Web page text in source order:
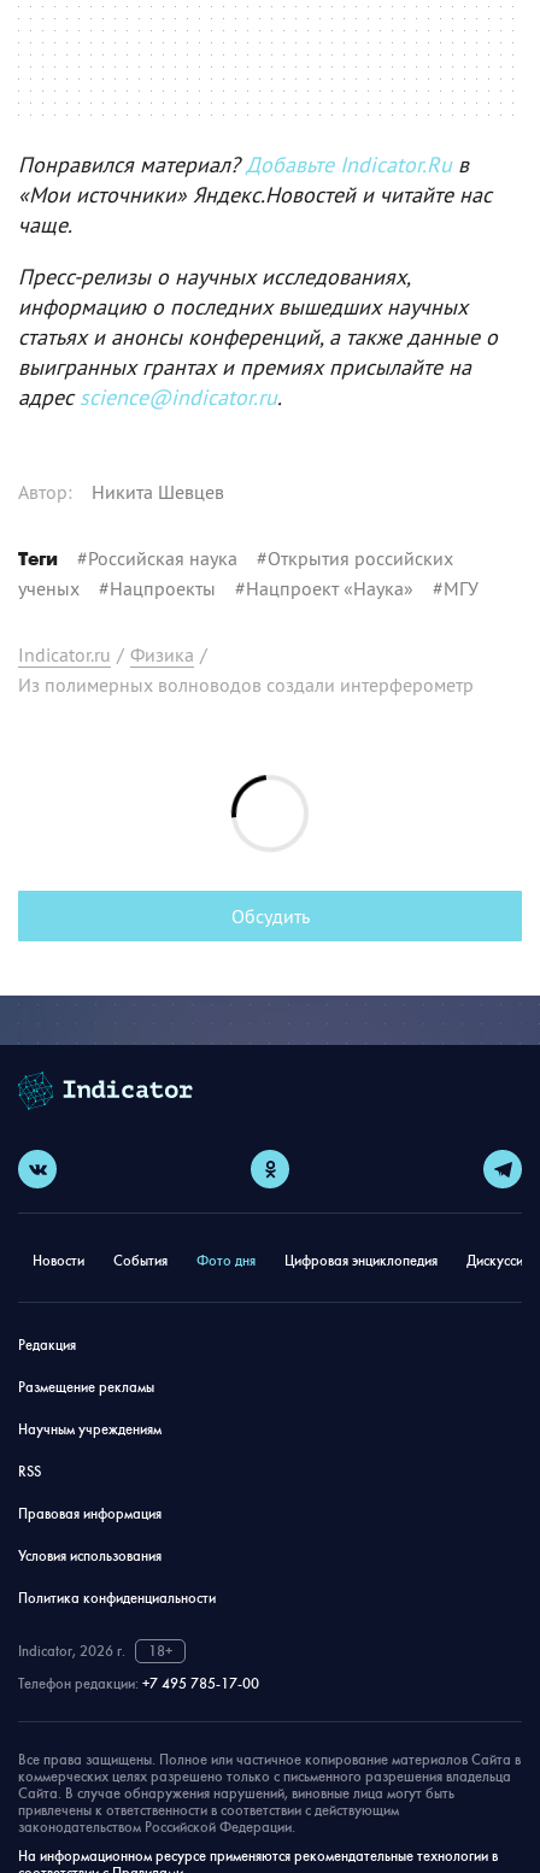
Понравился материал?Добавьте Indicator.Ruв
«Мои источники» Яндекс.Новостей и читайте нас
чаще.
Пресс-релизы о научных исследованиях,
информацию о последних вышедших научных
статьях и анонсы конференций, а также данные о
выигранных грантах и премиях присылайте на
адресscience@indicator.ru.
Автор: Никита Шевцев
Теги #Российская наука #Открытия российских
ученых #Нацпроекты #Нацпроект «Наука» #МГУ
Indicator.ru / Физика /
Из полимерных волноводов создали интерферометр
Обсудить
Новости События Фото дня Цифровая энциклопедия
Редакция
Размещение рекламы
Научным учреждениям
RSS
Правовая информация
Условия использования
Политика конфиденциальности
Indicator, 2026 г.
18+
Телефон редакции: +7 495 785-17-00
Все права защищены. Полное или частичное копирование материалов Сайта в
коммерческих целях разрешено только с письменного разрешения владельца
Сайта. В случае обнаружения нарушений, виновные лица могут быть
привлечены к ответственности в соответствии с действующим
законодательством Российской Федерации.
На информационном ресурсе применяются рекомендательные технологии в